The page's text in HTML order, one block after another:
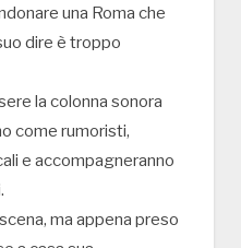
una Roma che
dire è troppo
la colonna sonora
come rumoristi,
e accompagneranno
ma appena preso